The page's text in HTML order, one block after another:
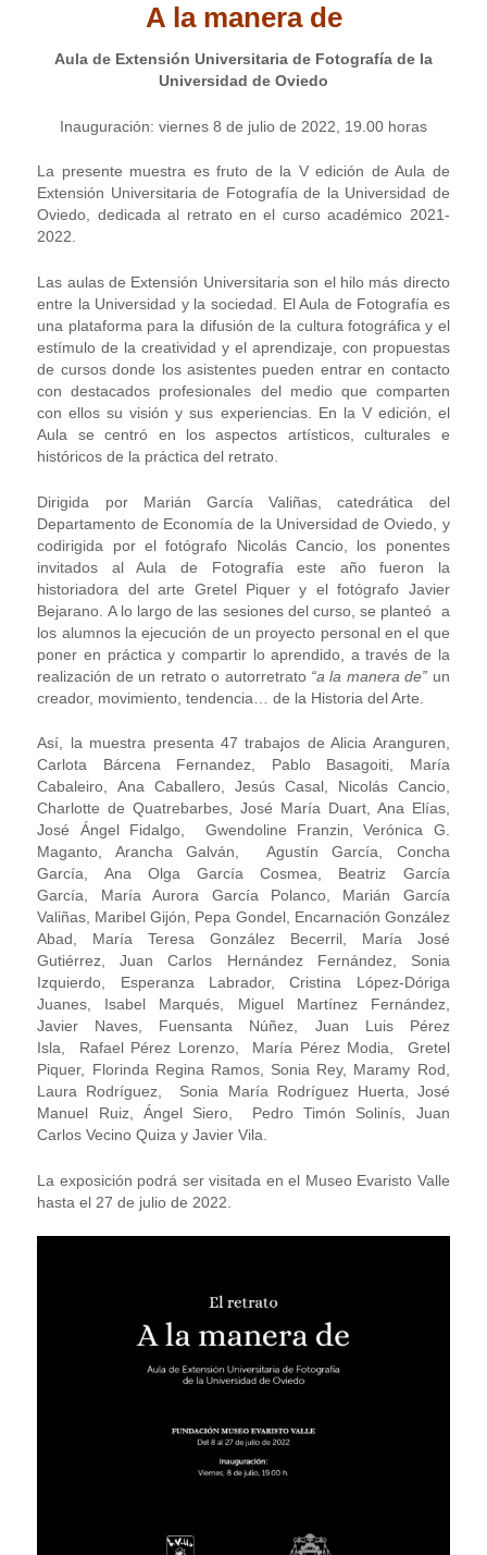
A la manera de
Aula de Extensión Universitaria de Fotografía de la
Universidad de Oviedo
Inauguración: viernes 8 de julio de 2022, 19.00 horas
La presente muestra es fruto de la V edición de Aula de
Extensión Universitaria de Fotografía de la Universidad de
Oviedo, dedicada al retrato en el curso académico 2021-
2022.
Las aulas de Extensión Universitaria son el hilo más directo
entre la Universidad y la sociedad. El Aula de Fotografía es
una plataforma para la difusión de la cultura fotográfica y el
estímulo de la creatividad y el aprendizaje, con propuestas
de cursos donde los asistentes pueden entrar en contacto
con destacados profesionales del medio que comparten
con ellos su visión y sus experiencias. En la V edición, el
Aula se centró en los aspectos artísticos, culturales e
históricos de la práctica del retrato.
Dirigida por Marián García Valiñas, catedrática del
Departamento de Economía de la Universidad de Oviedo, y
codirigida por el fotógrafo Nicolás Cancio, los ponentes
invitados al Aula de Fotografía este año fueron la
historiadora del arte Gretel Piquer y el fotógrafo Javier
Bejarano. A lo largo de las sesiones del curso, se planteó a
los alumnos la ejecución de un proyecto personal en el que
poner en práctica y compartir lo aprendido, a través de la
realización de un retrato o autorretrato “a la manera de” un
creador, movimiento, tendencia… de la Historia del Arte.
Así, la muestra presenta 47 trabajos de Alicia Aranguren,
Carlota Bárcena Fernandez, Pablo Basagoiti, María
Cabaleiro, Ana Caballero, Jesús Casal, Nicolás Cancio,
Charlotte de Quatrebarbes, José María Duart, Ana Elías,
José Ángel Fidalgo, Gwendoline Franzin, Verónica G.
Maganto, Arancha Galván, Agustín García, Concha
García, Ana Olga García Cosmea, Beatriz García
García, María Aurora García Polanco, Marián García
Valiñas, Maribel Gijón, Pepa Gondel, Encarnación González
Abad, María Teresa González Becerril, María José
Gutiérrez, Juan Carlos Hernández Fernández, Sonia
Izquierdo, Esperanza Labrador, Cristina López-Dóriga
Juanes, Isabel Marqués, Miguel Martínez Fernández,
Javier Naves, Fuensanta Núñez, Juan Luis Pérez
Isla, Rafael Pérez Lorenzo, María Pérez Modia, Gretel
Piquer, Florinda Regina Ramos, Sonia Rey, Maramy Rod,
Laura Rodríguez, Sonia María Rodríguez Huerta, José
Manuel Ruiz, Ángel Siero, Pedro Timón Solinís, Juan
Carlos Vecino Quiza y Javier Vila.
La exposición podrá ser visitada en el Museo Evaristo Valle
hasta el 27 de julio de 2022.